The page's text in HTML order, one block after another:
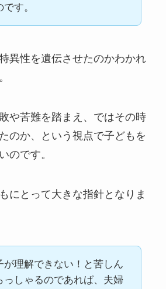
す。
異性を遺伝させたのかわかれ
や苦難を踏まえ、ではその時
のか、という視点で子どもを
のです。
にとって大きな指針となりま
が理解できない！と苦しん
っしゃるのであれば、夫婦